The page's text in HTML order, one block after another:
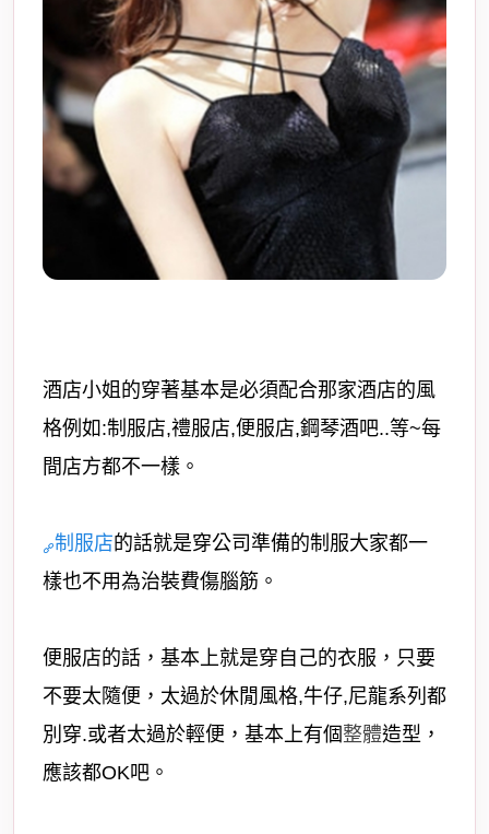
酒店小姐的穿著基本是必須配合那家酒店的風
格例如:制服店,禮服店,便服店,鋼琴酒吧..等~每
間店方都不一樣。
制服店的話就是穿公司準備的制服大家都一
樣也不用為治裝費傷腦筋。
便服店的話，基本上就是穿自己的衣服，只要
不要太隨便，太過於休閒風格,牛仔,尼龍系列都
別穿.或者太過於輕便，基本上有個整體造型，
應該都OK吧 。